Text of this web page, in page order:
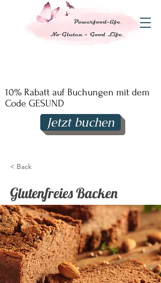
10% Rabatt auf Buchungen mit dem
Code GESUND
Jetzt buchen
< Back
Glutenfreies Backen